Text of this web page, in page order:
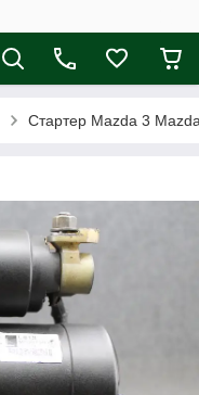
Стартер Mazda 3